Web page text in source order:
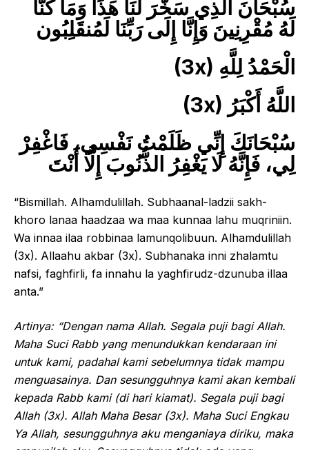
سُبْحَانَ الَّذِي سَخَّرَ لَنَا هَذَا وَمَا كُنَّا
لَهُ مُقْرِنِينَ وَإِنَّا إِلَى رَبِّنَا لَمُنقَلِبُون
(3x) الْحَمْدُ لِلَّهِ
(3x) اللَّهُ أَكْبَرُ
سُبْحَانَكَ إِنِّي ظَلَمْتُ نَفْسِي، فَاغْفِرْ
لِي، فَإِنَّهُ لَا يَغْفِرُ الذُّنُوبَ إِلَّا أَنْتَ
“Bismillah. Alhamdulillah. Subhaanal-ladzii sakh-
khoro lanaa haadzaa wa maa kunnaa lahu muqriniin.
Wa innaa ilaa robbinaa lamunqolibuun. Alhamdulillah
(3x). Allaahu akbar (3x). Subhanaka inni zhalamtu
nafsi, faghfirli, fa innahu la yaghfirudz-dzunuba illaa
anta.”
Artinya: “Dengan nama Allah. Segala puji bagi Allah.
Maha Suci Rabb yang menundukkan kendaraan ini
untuk kami, padahal kami sebelumnya tidak mampu
menguasainya. Dan sesungguhnya kami akan kembali
kepada Rabb kami (di hari kiamat). Segala puji bagi
Allah (3x). Allah Maha Besar (3x). Maha Suci Engkau
Ya Allah, sesungguhnya aku menganiaya diriku, maka